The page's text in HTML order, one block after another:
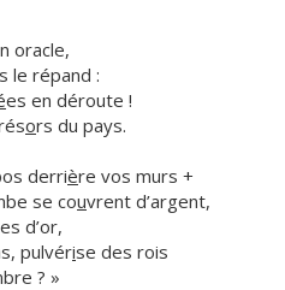
oracle,
le répand :
es en déroute !
ors du pays.
derrière vos murs +
se couvrent d’argent,
d’or,
pulvérise des rois
? »